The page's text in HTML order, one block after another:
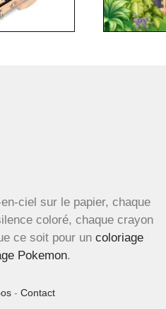
ciel sur le papier, chaque
coloré, chaque crayon
ce soit pour un coloriage
Pokemon.
- Contact